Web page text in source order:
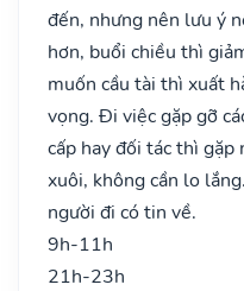
đến, nhưng nên lưu ý
hơn, buổi chiều thì
muốn cầu tài thì xuất
vọng. Đi việc gặp gỡ
cấp hay đối tác thì
xuôi, không cần lo
người đi có tin về.
9h-11h
21h-23h